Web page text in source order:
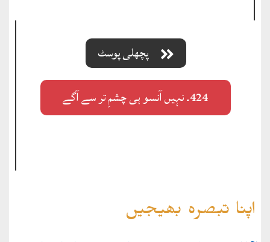
پچھلی پوسٹ
424۔ نہیں آنسو ہی چشمِ تر سے آگے
اپنا تبصرہ بھیجیں